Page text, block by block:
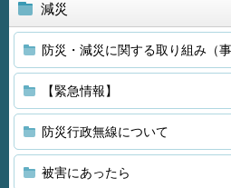
減災
防災・減災に関する取り組み（
【緊急情報】
防災行政無線について
被害にあったら